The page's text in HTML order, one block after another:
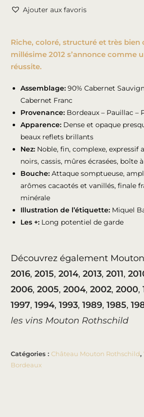
Ajouter aux favoris
Riche, coloré, structuré et très bien
millésime 2012 s’annonce comme
réussite.
Assemblage:90% Cabernet
Cabernet Franc
Provenance: Bordeaux – Pauillac –
Apparence: Dense et opaque
beaux reflets brillants
Nez: Noble, fin, complexe, expressif
noirs, cassis, mûres écrasées, boîte
Bouche: Attaque somptueuse,
arômes cacaotés et vanillés, finale
minérale
Illustration de l’étiquette: Miquel
Les +: Long potentiel de garde
Découvrez également
2016,2015,2014,2013,2011,
2006,2005,2004,2002,2000,
1997,1994,1993, 1989,1985,
les vins Mouton Rothschild
Catégories :Château Mouton Rothschild,
Bordeaux